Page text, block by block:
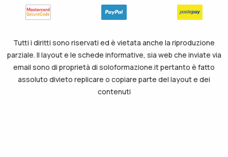
Tutti i diritti sono riservati ed è vietata anche la riproduzione
parziale. Il layout e le schede informative, sia web che inviate via
email sono di proprietà di soloformazione.it pertanto è fatto
assoluto divieto replicare o copiare parte del layout e dei
contenuti